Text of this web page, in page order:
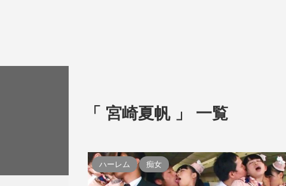
「 宮崎夏帆 」 一覧
ハーレム 痴女